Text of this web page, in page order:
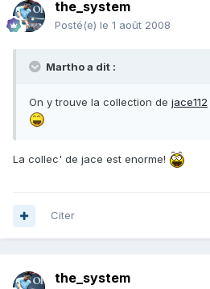
the_system
Posté(e) le 1 août 2008
Martho a dit :
On y trouve la collection de jace112
La collec' de jace est enorme!
Citer
the_system